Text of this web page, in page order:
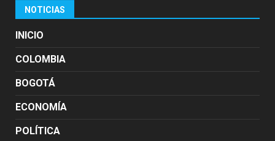
NOTICIAS
INICIO
COLOMBIA
BOGOTÁ
ECONOMÍA
POLÍTICA